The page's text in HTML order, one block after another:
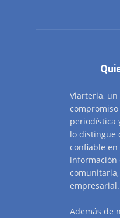
Viarteria,
periodística
lo distingue
confiable
información
empresarial.
Además de